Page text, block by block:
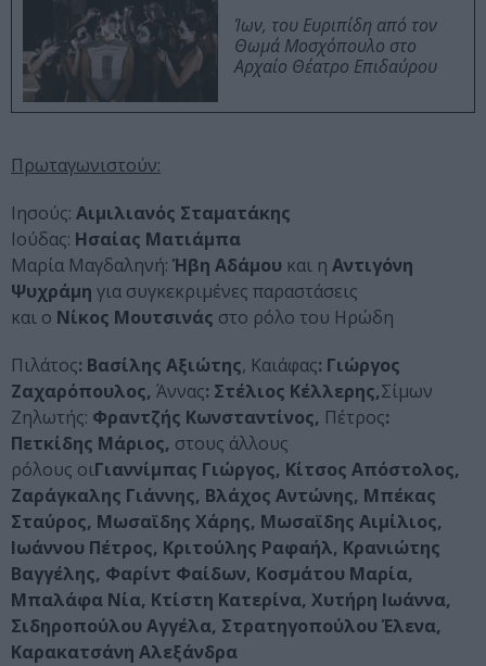
Ίων, του Ευριπίδη από τον
Θωμά Μοσχόπουλο στο
Αρχαίο Θέατρο Επιδαύρου
Πρωταγωνιστούν:
Ιησούς: Αιμιλιανός Σταματάκης
Iούδας: Ησαίας Ματιάμπα
Mαρία Μαγδαληνή: Ήβη Αδάμου και η Αντιγόνη
Ψυχράμη για συγκεκριμένες παραστάσεις
και ο Νίκος Μουτσινάς στο ρόλο του Ηρώδη
Πιλάτος: Βασίλης Αξιώτης, Kαιάφας: Γιώργος
Ζαχαρόπουλος, Άννας: Στέλιος Κέλλερης,Σίμων
Ζηλωτής: Φραντζής Κωνσταντίνος, Πέτρος:
Πετκίδης Μάριος, στους άλλους
ρόλους οιΓιαννίμπας Γιώργος, Κίτσος Απόστολος,
Ζαράγκαλης Γιάννης, Βλάχος Αντώνης, Μπέκας
Σταύρος, Μωσαϊδης Χάρης, Μωσαϊδης Αιμίλιος,
Ιωάννου Πέτρος, Κριτούλης Ραφαήλ, Κρανιώτης
Βαγγέλης, Φαρίντ Φαίδων, Κοσμάτου Μαρία,
Μπαλάφα Νία, Κτίστη Κατερίνα, Χυτήρη Ιωάννα,
Σιδηροπούλου Αγγέλα, Στρατηγοπούλου Έλενα,
Καρακατσάνη Αλεξάνδρα